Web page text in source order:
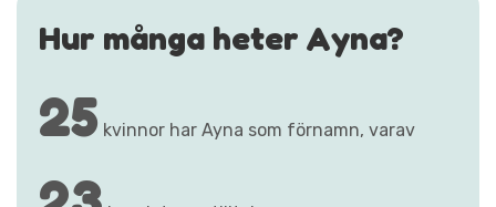
Hur många heter Ayna?
25 kvinnor har Ayna som förnamn, varav